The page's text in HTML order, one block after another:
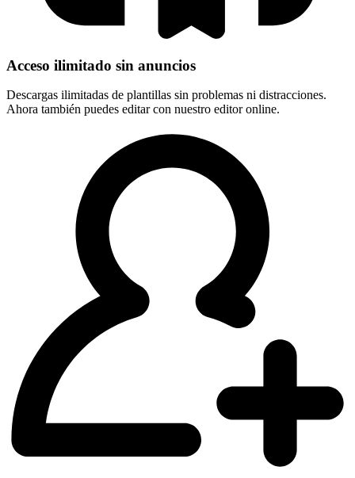
Acceso ilimitado sin anuncios
Descargas ilimitadas de plantillas sin problemas ni distracciones.
Ahora también puedes editar con nuestro editor online.